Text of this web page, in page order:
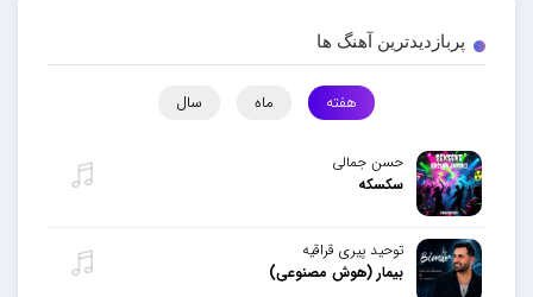
پربازدیدترین آهنگ ها
هفته ماه سال
حسن جمالی
سکسکه
توحید پیری قراقیه
بیمار (هوش مصنوعی)